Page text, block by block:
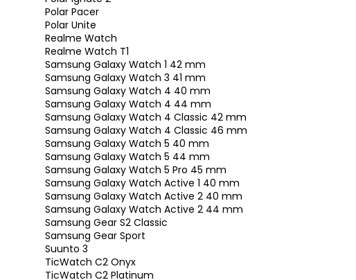
Polar Pacer
Polar Unite
Realme Watch
Realme Watch T1
Samsung Galaxy Watch 1 42 mm
Samsung Galaxy Watch 3 41 mm
Samsung Galaxy Watch 4 40 mm
Samsung Galaxy Watch 4 44 mm
Samsung Galaxy Watch 4 Classic 42 mm
Samsung Galaxy Watch 4 Classic 46 mm
Samsung Galaxy Watch 5 40 mm
Samsung Galaxy Watch 5 44 mm
Samsung Galaxy Watch 5 Pro 45 mm
Samsung Galaxy Watch Active 1 40 mm
Samsung Galaxy Watch Active 2 40 mm
Samsung Galaxy Watch Active 2 44 mm
Samsung Gear S2 Classic
Samsung Gear Sport
Suunto 3
TicWatch C2 Onyx
TicWatch C2 Platinum